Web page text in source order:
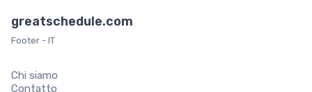
greatschedule.com
Footer - IT
Chi siamo
Contatto